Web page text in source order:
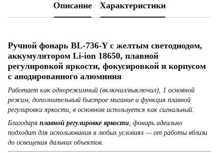
Описание Характеристики
Ручной фонарь BL-736-Y с желтым светодиодом,
аккумулятором Li-ion 18650, плавной
регулировкой яркости, фокусировкой и корпусом
с анодированного алюминия
Работает как однорежимный (включил/выключил), 1 основной
режим, дополнительный быстрое мигание и функция плавной
регулировки яркости, в основном используется как сигнальный.
Благодаря плавной регулировке яркости, фонарь идеально
подходит для использования в любых условиях — от работы вблизи
до освещения дальних объектов.